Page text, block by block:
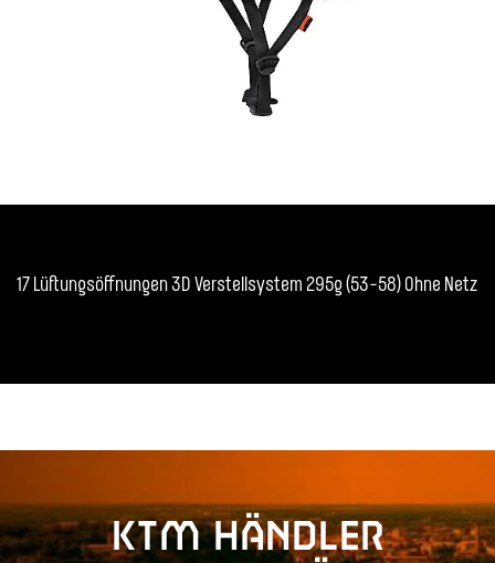
17 Lüftungsöffnungen 3D Verstellsystem 295g (53-58) Ohne Netz
KTM Händler